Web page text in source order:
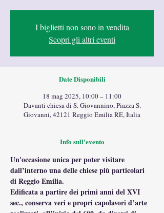
I biglietti non sono in vendita
Scopri gli altri eventi
Date Disponibili
18 mag 2025, 10:00 – 11:00
Davanti chiesa di S. Giovannino, Piazza S.
Giovanni, 42121 Reggio Emilia RE, Italia
Info sull'evento
Un'occasione unica per poter visitare
dall’interno una delle chiese più particolari
di Reggio Emilia.
Edificata a partire dei primi anni del XVI
sec., conserva veri e propri capolavori d’arte